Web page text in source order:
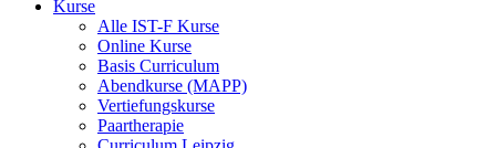
Kurse
Alle IST-F Kurse
Online Kurse
Basis Curriculum
Abendkurse (MAPP)
Vertiefungskurse
Paartherapie